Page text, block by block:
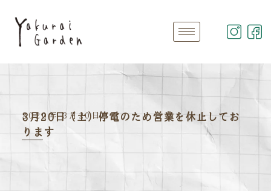
2020年 3月20日
3月20日（土）停電のため営業を休止してお
ります